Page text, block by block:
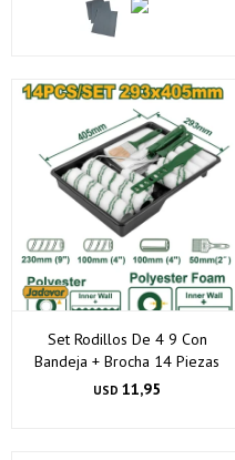
Set Rodillos De 4 9 Con
Bandeja + Brocha 14 Piezas
USD 11,95